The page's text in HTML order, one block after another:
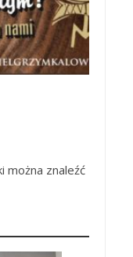
można znaleźć